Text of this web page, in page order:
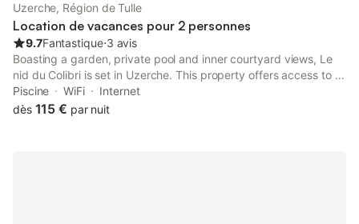
Uzerche, Région de Tulle
Location de vacances pour 2 personnes
9.7Fantastique⋅3 avis
Boasting a garden, private pool and inner courtyard views, Le
nid du Colibri is set in Uzerche. This property offers access to a
terrace, free private parking and free WiFi. Guests have access
to a hot tub, spa facilities and wellness packages.
Piscine WiFi
Internet
dès 115 € par nuit